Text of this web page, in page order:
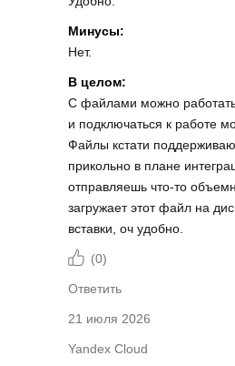
Минусы:
Нет.
В целом:
С файлами можно
и подключаться к работе
Файлы кстати
прикольно в плане
отправляешь что-то
загружает этот файл на
вставки, оч удобно.
(0)
Ответить
21 июля 2026
Yandex Cloud